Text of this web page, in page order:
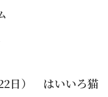
日） はいいろ猫